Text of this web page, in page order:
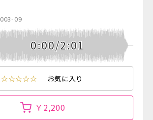
003-09
0:00/2:01
☆☆☆☆☆ お気に入り
￥2,200